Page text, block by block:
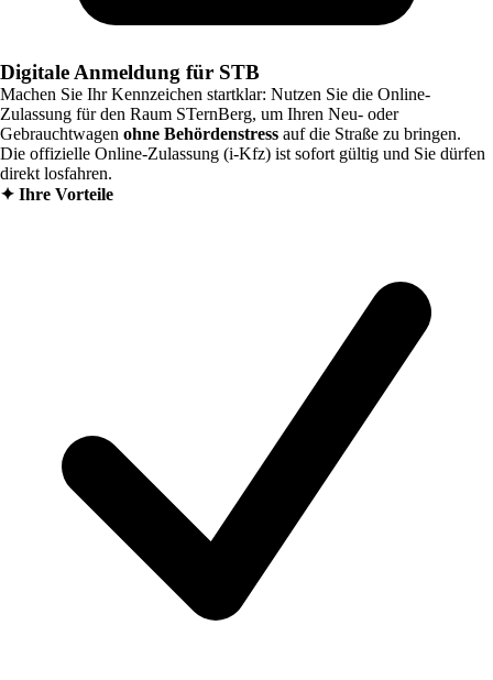
Digitale Anmeldung für STB
Machen Sie Ihr Kennzeichen startklar: Nutzen Sie die Online-
Zulassung für den Raum STernBerg, um Ihren Neu- oder
Gebrauchtwagen ohne Behördenstress auf die Straße zu bringen.
Die offizielle Online-Zulassung (i-Kfz) ist sofort gültig und Sie dürfen
direkt losfahren.
✦ Ihre Vorteile